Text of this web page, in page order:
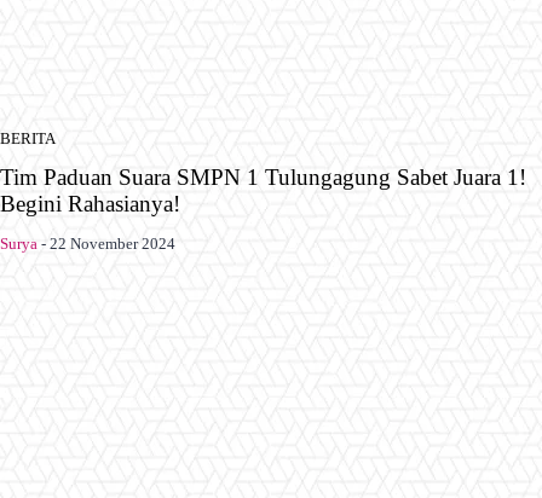
BERITA
Tim Paduan Suara SMPN 1 Tulungagung Sabet Juara 1!
Begini Rahasianya!
Surya - 22 November 2024